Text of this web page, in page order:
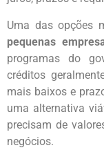
Uma das opções
pequenas
programas do
créditos
mais baixos e
uma alternativa
precisam de
negócios.